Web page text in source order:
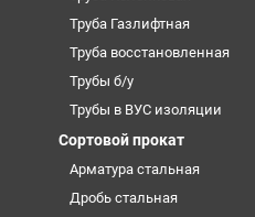
Труба Газлифтная
Труба восстановленная
Трубы б/у
Трубы в ВУС изоляции
Сортовой прокат
Арматура стальная
Дробь стальная